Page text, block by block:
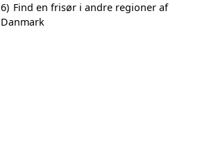
6) Find en frisør i andre regioner af
Danmark